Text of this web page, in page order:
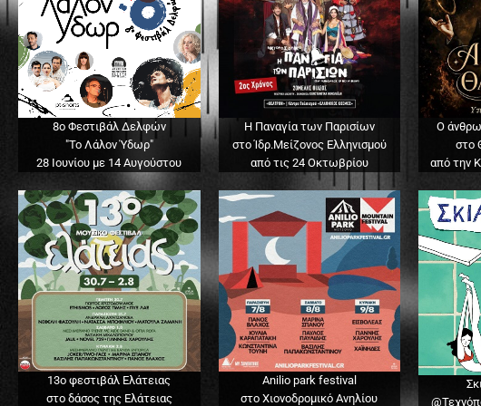
8ο Φεστιβάλ Δελφών
"Το Λάλον Ύδωρ"
28 Ιουνίου με 14 Αυγούστου
Η Παναγία των Παρισίων
στο Ίδρ.Μείζονος Ελληνισμού
από τις 24 Οκτωβρίου
Ο
στο
από την
13o φεστιβάλ Ελάτειας
στο δάσος της Ελάτειας
Anilio park festival
στο Χιονοδρομικό Ανηλίου